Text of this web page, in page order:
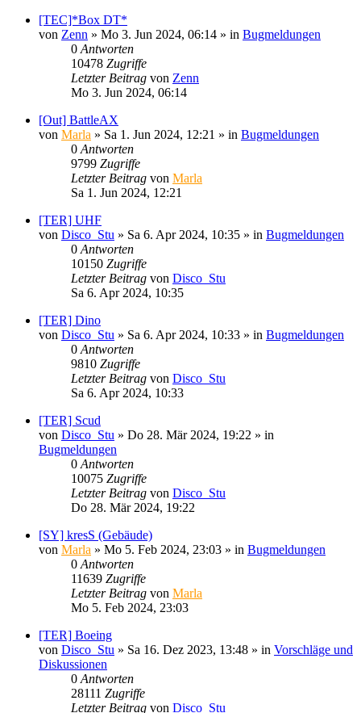
[TEC]*Box DT*
von Zenn » Mo 3. Jun 2024, 06:14 » in Bugmeldungen
0 Antworten
10478 Zugriffe
Letzter Beitrag von Zenn
Mo 3. Jun 2024, 06:14
[Out] BattleAX
von Marla » Sa 1. Jun 2024, 12:21 » in Bugmeldungen
0 Antworten
9799 Zugriffe
Letzter Beitrag von Marla
Sa 1. Jun 2024, 12:21
[TER] UHF
von Disco_Stu » Sa 6. Apr 2024, 10:35 » in Bugmeldungen
0 Antworten
10150 Zugriffe
Letzter Beitrag von Disco_Stu
Sa 6. Apr 2024, 10:35
[TER] Dino
von Disco_Stu » Sa 6. Apr 2024, 10:33 » in Bugmeldungen
0 Antworten
9810 Zugriffe
Letzter Beitrag von Disco_Stu
Sa 6. Apr 2024, 10:33
[TER] Scud
von Disco_Stu » Do 28. Mär 2024, 19:22 » in
Bugmeldungen
0 Antworten
10075 Zugriffe
Letzter Beitrag von Disco_Stu
Do 28. Mär 2024, 19:22
[SY] kresS (Gebäude)
von Marla » Mo 5. Feb 2024, 23:03 » in Bugmeldungen
0 Antworten
11639 Zugriffe
Letzter Beitrag von Marla
Mo 5. Feb 2024, 23:03
[TER] Boeing
von Disco_Stu » Sa 16. Dez 2023, 13:48 » in Vorschläge und
Diskussionen
0 Antworten
28111 Zugriffe
Letzter Beitrag von Disco_Stu